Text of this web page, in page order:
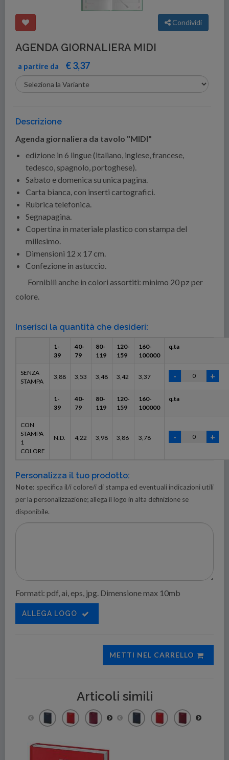
Condividi
AGENDA GIORNALIERA MIDI
a partire da € 3,37
Descrizione
Agenda giornaliera da tavolo "MIDI"
edizione in 6 lingue (italiano, inglese, francese,
tedesco, spagnolo, portoghese).
Sabato e domenica su unica pagina.
Carta bianca, con inserti cartografici.
Rubrica telefonica.
Segnapagina.
Copertina in materiale plastico con stampa del
millesimo.
Dimensioni 12 x 17 cm.
Confezione in astuccio.
Fornibili anche in colori assortiti: minimo 20 pz per
colore.
Inserisci la quantità che desideri:
1-
39
40-
79
80-
119
120-
159
160-
100000
q.ta
SENZA
STAMPA
3,88 3,53 3,48 3,42 3,37
1-
39
40-
79
80-
119
120-
159
160-
100000
q.ta
CON
STAMPA
1
COLORE
N.D. 4,22 3,98 3,86 3,78
Personalizza il tuo prodotto:
Note: specifica il/i colore/i di stampa ed eventuali indicazioni utili
per la personalizzazione; allega il logo in alta definizione se
disponibile.
Formati: pdf, ai, eps, jpg. Dimensione max 10mb
ALLEGA LOGO
METTI NEL CARRELLO
Articoli simili